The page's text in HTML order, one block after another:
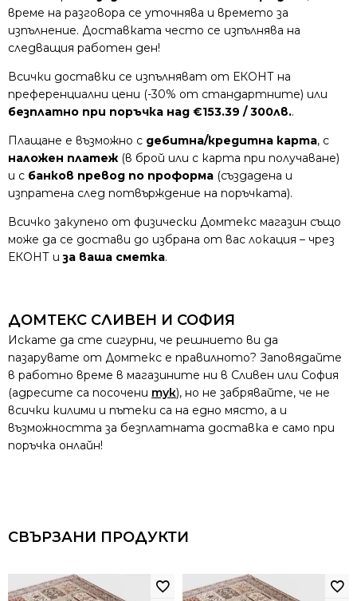
време на разговора се уточнява и времето за
изпълнение. Доставката често се изпълнява на
следващия работен ден!
Всички доставки се изпълняват от ЕКОНТ на
преференциални цени (-30% от стандартните) или
безплатно при поръчка над €153.39 / 300лв..
Плащане е възможно с дебитна/кредитна карта, с
наложен платеж (в брой или с карта при получаване)
и с банков превод по проформа (създадена и
изпратена след потвърждение на поръчката).
Всичко закупено от физически Домтекс магазин също
може да се достави до избрана от вас локация – чрез
ЕКОНТ иза ваша сметка.
ДОМТЕКС СЛИВЕН И СОФИЯ
Искате да сте сигурни, че решнието ви да
пазарувате от Домтекс е правилното? Заповядайте
в работно време в магазините ни в Сливен или София
(адресите са посочени тук), но не забрявайте, че не
всички килими и пътеки са на едно място, а и
възможността за безплатната доставка е само при
поръчка онлайн!
СВЪРЗАНИ ПРОДУКТИ